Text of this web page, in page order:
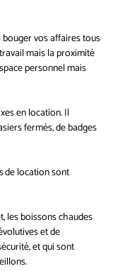
vos affaires tous
mais la proximité
personnel mais
en location. Il
fermés, de badges
de location sont
les boissons chaudes
et de
et qui sont